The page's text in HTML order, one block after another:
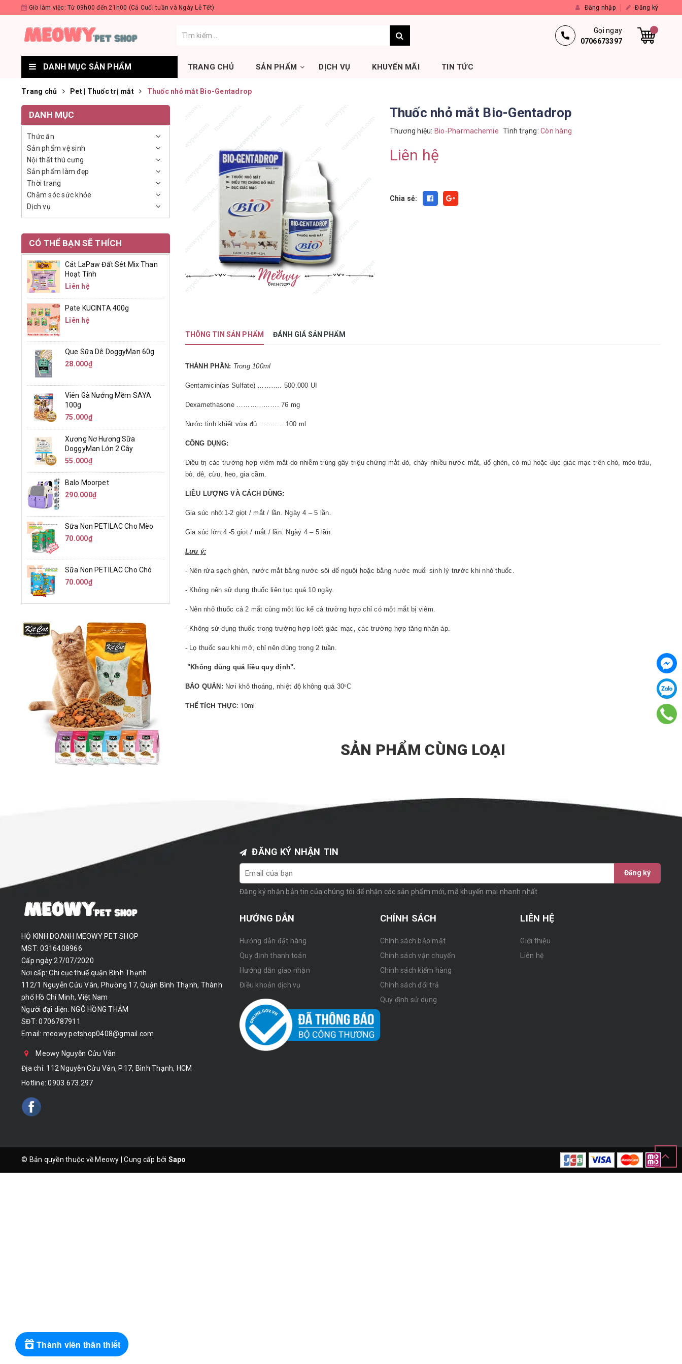
Giờ làm việc: Từ 09h00 đến 21h00 (Cả Cuối tuần và Ngày Lễ Tết) Đăng nhập Đăng ký
Gọi ngay
0706673397
DANH MỤC SẢN PHẨM TRANG CHỦ SẢN PHẨM DỊCH VỤ KHUYẾN MÃI TIN TỨC
Trang chủ Pet | Thuốc trị mắt Thuốc nhỏ mắt Bio-Gentadrop
Thuốc nhỏ mắt Bio-Gentadrop
Thương hiệu: Bio-Pharmachemie Tình trạng:Còn hàng
Liên hệ
Chia sẻ:
THÔNG TIN SẢN PHẨM ĐÁNH GIÁ SẢN PHẨM
THÀNH PHẦN: Trong 100ml
Gentamicin(as Sulfate) ……….. 500.000 UI
Dexamethasone ………………. 76 mg
Nước tinh khiết vừa đủ ……….. 100 ml
CÔNG DỤNG:
Điều trị các trường hợp viêm mắt do nhiễm trùng gây triệu chứng mắt đỏ, chảy nhiều nước mắt, đổ ghèn, có mủ hoặc đục giác mạc trên chó, mèo trâu,
bò, dê, cừu, heo, gia cầm.
LIỀU LƯỢNG VÀ CÁCH DÙNG:
Gia súc nhỏ:1-2 giọt / mắt / lần. Ngày 4 – 5 lần.
Gia súc lớn:4 -5 giọt / mắt / lần. Ngày 4 – 5 lần.
Lưu ý:
- Nên rửa sạch ghèn, nước mắt bằng nước sôi để nguội hoặc bằng nước muối sinh lý trước khi nhỏ thuốc.
- Không nên sử dụng thuốc liên tục quá 10 ngày.
- Nên nhỏ thuốc cả 2 mắt cùng một lúc kể cả trường hợp chỉ có một mắt bị viêm.
- Không sử dụng thuốc trong trường hợp loét giác mạc, các trường hợp tăng nhãn áp.
- Lọ thuốc sau khi mở, chỉ nên dùng trong 2 tuần.
"Không dùng quá liều quy định".
BẢO QUẢN: Nơi khô thoáng, nhiệt độ không quá 30oC
THỂ TÍCH THỰC: 10ml
SẢN PHẨM CÙNG LOẠI
DANH MỤC
Thức ăn
Sản phẩm vệ sinh
Nội thất thú cưng
Sản phẩm làm đẹp
Thời trang
Chăm sóc sức khỏe
Dịch vụ
CÓ THỂ BẠN SẼ THÍCH
Cát LaPaw Đất Sét Mix Than
Hoạt Tính
Liên hệ
Pate KUCINTA 400g
Liên hệ
Que Sữa Dê DoggyMan 60g
28.000₫
Viên Gà Nướng Mềm SAYA
100g
75.000₫
Xương Nơ Hương Sữa
DoggyMan Lớn 2 Cây
55.000₫
Balo Moorpet
290.000₫
Sữa Non PETILAC Cho Mèo
70.000₫
Sữa Non PETILAC Cho Chó
70.000₫
HỘ KINH DOANH MEOWY PET SHOP
MST: 0316408966
Cấp ngày 27/07/2020
Nơi cấp: Chi cục thuế quận Bình Thạnh
112/1 Nguyễn Cửu Vân, Phường 17, Quận Bình Thạnh, Thành
phố Hồ Chí Minh, Việt Nam
Người đại diện: NGÔ HỒNG THẮM
SĐT: 0706787911
Email: meowy.petshop0408@gmail.com
Meowy Nguyễn Cửu Vân
Địa chỉ: 112 Nguyễn Cửu Vân, P.17, Bình Thạnh, HCM
Hotline:0903.673.297
ĐĂNG KÝ NHẬN TIN
Đăng ký
Đăng ký nhận bản tin của chúng tôi để nhận các sản phẩm mới, mã khuyến mại nhanh nhất
HƯỚNG DẪN
Hướng dẫn đặt hàng
Quy định thanh toán
Hướng dẫn giao nhận
Điều khoản dịch vụ
CHÍNH SÁCH
Chính sách bảo mật
Chính sách vận chuyển
Chính sách kiểm hàng
Chính sách đổi trả
Quy định sử dụng
LIÊN HỆ
Giới thiệu
Liên hệ
© Bản quyền thuộc về Meowy Cung cấp bởi Sapo
Thành viên thân thiết